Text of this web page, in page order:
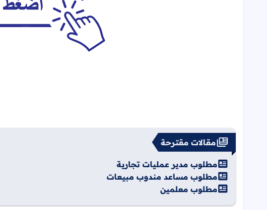
مقالات مقترحة
مطلوب مدير عمليات تجارية
مطلوب مساعد مندوب مبيعات
مطلوب معلمين